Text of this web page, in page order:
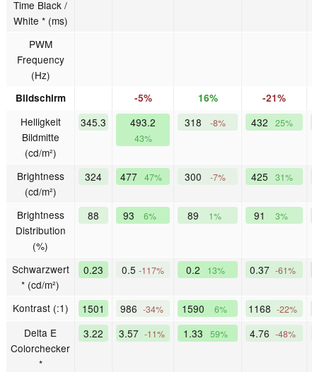
Time Black /
White * (ms)
PWM
Frequency
(Hz)
Bildschirm -5% 16% -21%
Helligkeit
Bildmitte
(cd/m²)
345.3 493.2
43%
318 -8% 432 25%
Brightness
(cd/m²)
324 477 47% 300 -7% 425 31%
Brightness
Distribution
(%)
88 93 6% 89 1% 91 3%
Schwarzwert
* (cd/m²)
0.23 0.5 -117% 0.2 13% 0.37 -61%
Kontrast (:1) 1501 986 -34% 1590 6% 1168 -22%
Delta E
Colorchecker
*
3.22 3.57 -11% 1.33 59% 4.76 -48%